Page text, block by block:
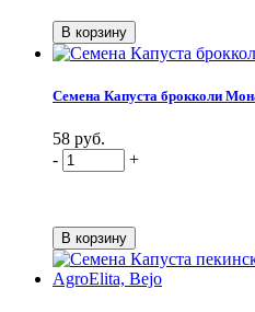
Семена Капуста брокколи
58 руб.
-
+